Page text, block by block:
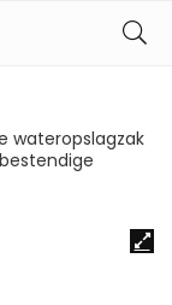
wateropslagzak